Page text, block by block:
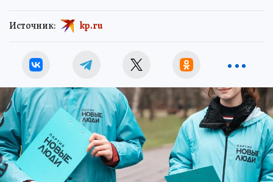
Источник: kp.ru